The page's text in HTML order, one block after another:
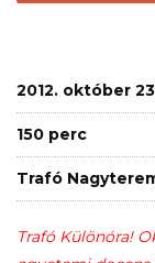
2012. október
150 perc
Trafó
Trafó Különóra!